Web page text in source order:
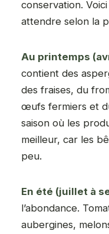
conservation.
attendre selon la
Au printemps
contient des
des fraises, du
œufs fermiers et
saison où les
meilleur, car les
peu.
En été (juillet à
l’abondance.
aubergines,